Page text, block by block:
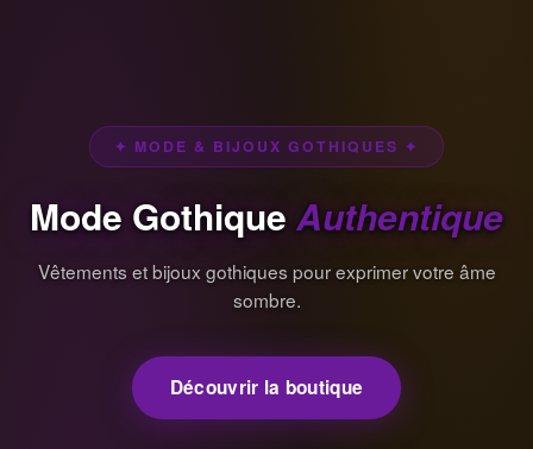
✦ MODE & BIJOUX GOTHIQUES ✦
Mode Gothique Authentique
Vêtements et bijoux gothiques pour exprimer votre âme
sombre.
Découvrir la boutique